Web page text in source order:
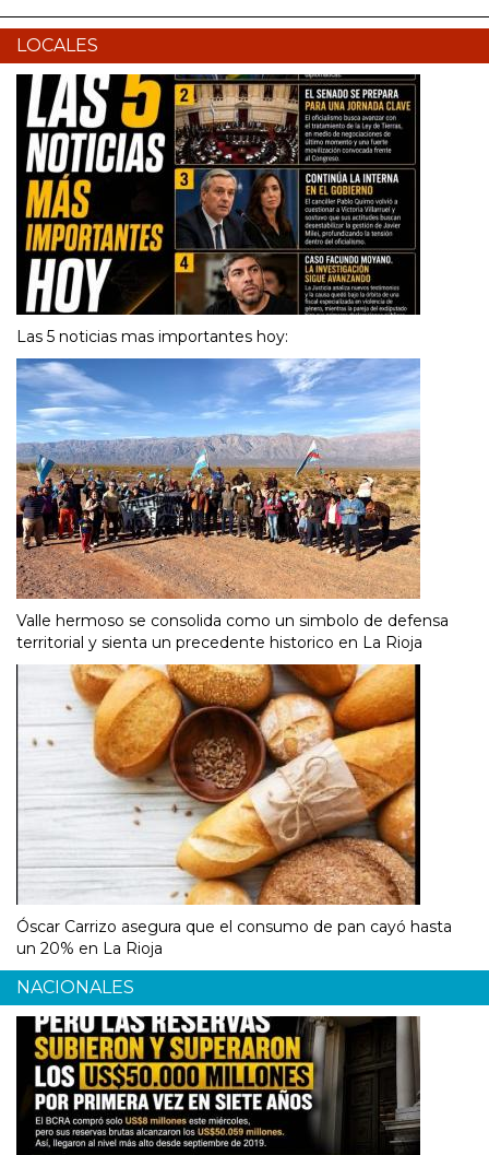
LOCALES
Las 5 noticias mas importantes hoy:
Valle hermoso se consolida como un simbolo de defensa
territorial y sienta un precedente historico en La Rioja
Óscar Carrizo asegura que el consumo de pan cayó hasta
un 20% en La Rioja
NACIONALES